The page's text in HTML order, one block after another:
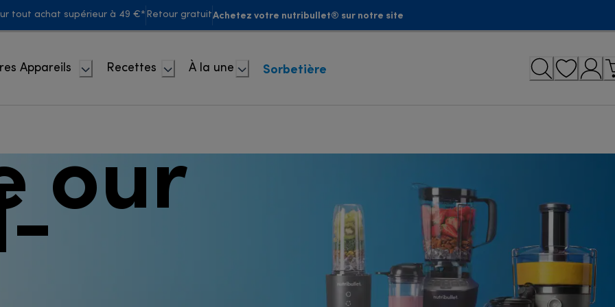
tout achat supérieur à 49 €* Retour gratuitAchetez votre nutribullet® sur notre site
Appareils Recettes À la une Sorbetière
our